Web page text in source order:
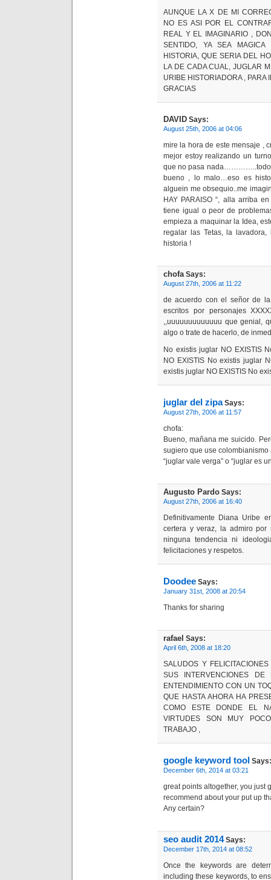
AUNQUE LA X DE MI
NO ES ASI POR EL
REAL Y EL IMAGINARIO ,
SENTIDO, YA SEA
HISTORIA, QUE SERIA DEL
LA DE CADA CUAL, JUGLAR
URIBE HISTORIADORA ,
GRACIAS
DAVID Says:
August 25th, 2006 at 04:06
mire la hora de este mensaje ,
mejor estoy realizando un
que no pasa nada…………..todo
bueno , lo malo…eso es
alguein me obsequio..me
HAY PARAISO “, alla arriba
tiene igual o peor de
empieza a maquinar la Idea,
regalar las Tetas, la
historia !
chofaSays:
August 27th, 2006 at 11:22
de acuerdo con el señor de
escritos por personajes
,,uuuuuuuuuuuuu que genial,
algo o trate de hacerlo, de
No existis juglar NO EXISTIS
NO EXISTIS No existis juglar
existis juglar NO EXISTIS No
juglar del zipaSays:
August 27th, 2006 at 11:57
chofa:
Bueno, mañana me suicido.
sugiero que use colombianismo
“juglar vale verga” o “juglar es
Augusto Pardo Says:
August 27th, 2006 at 16:40
Definitivamente Diana Uribe
certera y veraz, la admiro por
ninguna tendencia ni
felicitaciones y respetos.
Doodee Says:
January 31st, 2008 at 20:54
Thanks for sharing
rafael Says:
April 6th, 2008 at 18:20
SALUDOS Y
SUS INTERVENCIONES
ENTENDIMIENTO CON UN
QUE HASTA AHORA HA
COMO ESTE DONDE EL
VIRTUDES SON MUY
TRABAJO ,
google keyword tool Says:
December 6th, 2014 at 03:21
great points altogether, you just
recommend about your put up
Any certain?
seo audit 2014Says:
December 17th, 2014 at 08:52
Once the keywords are
including these keywords, to